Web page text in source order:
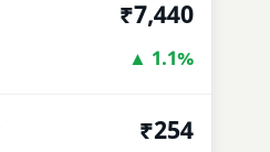
₹7,440
▲ 1.1%
₹254